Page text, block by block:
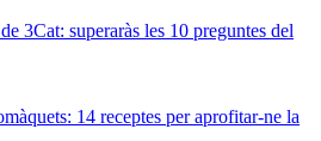
3Cat: superaràs les 10 preguntes del
14 receptes per aprofitar-ne la